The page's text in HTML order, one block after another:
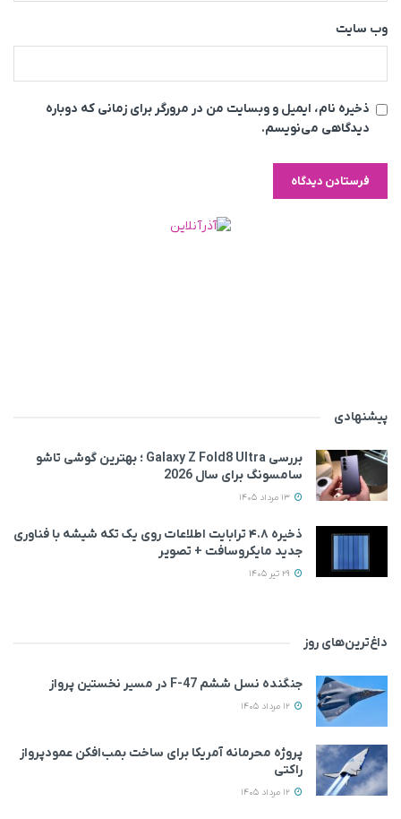
وب‌ سایت
ذخیره نام، ایمیل و وبسایت من در مرورگر برای زمانی که دوباره
دیدگاهی می‌نویسم.
پیشنهادی
بررسی Galaxy Z Fold8 Ultra ؛ بهترین گوشی تاشو
سامسونگ برای سال 2026
ذخیره ۴.۸ ترابایت اطلاعات روی یک تکه شیشه با فناوری
جدید مایکروسافت + تصویر
داغ‌ترین‌های روز
جنگنده نسل ششم F-47 در مسیر نخستین پرواز
پروژه محرمانه آمریکا برای ساخت بمب‌افکن عمودپرواز
راکتی